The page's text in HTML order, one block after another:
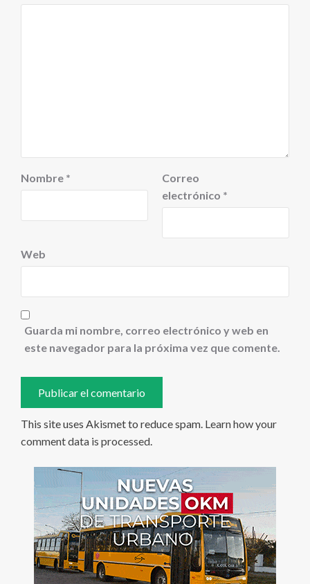
Nombre *
Correo
electrónico *
Web
Guarda mi nombre, correo electrónico y web en
este navegador para la próxima vez que comente.
This site uses Akismet to reduce spam. Learn how your
comment data is processed.